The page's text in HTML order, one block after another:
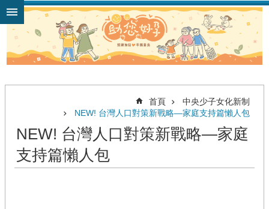
跳到主要內容區塊
首頁
中央少子女化新制
NEW! 台灣人口對策新戰略—家庭支持篇懶人包
NEW! 台灣人口對策新戰略—家庭
支持篇懶人包